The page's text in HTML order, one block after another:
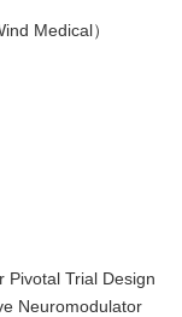
Medical）
Pivotal Trial Design
Neuromodulator